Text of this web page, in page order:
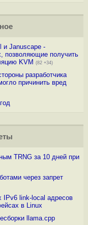
и Januscape -
позволяющие получить
KVM
(82 +34)
разработчика
причинить вред
TRNG за 10 дней при
через запрет
IPv6 link-local адресов
в Linux
llama.cpp